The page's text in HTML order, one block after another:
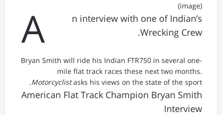
(image)
A
n interview with one of Indian’s
Wrecking Crew.
Bryan Smith will ride his Indian FTR750 in several one-
mile flat track races these next two months.
Motorcyclistasks his views on the state of the sport.
American Flat Track Champion Bryan Smith
Interview